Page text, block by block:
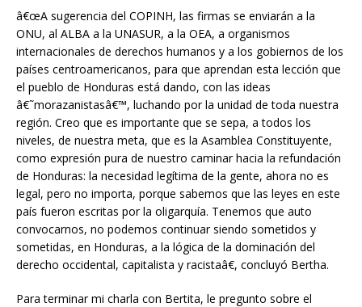
â€œA sugerencia del COPINH, las firmas se enviarán a la
ONU, al ALBA a la UNASUR, a la OEA, a organismos
internacionales de derechos humanos y a los gobiernos de los
países centroamericanos, para que aprendan esta lección que
el pueblo de Honduras está dando, con las ideas
â€˜morazanistasâ€™, luchando por la unidad de toda nuestra
región. Creo que es importante que se sepa, a todos los
niveles, de nuestra meta, que es la Asamblea Constituyente,
como expresión pura de nuestro caminar hacia la refundación
de Honduras: la necesidad legítima de la gente, ahora no es
legal, pero no importa, porque sabemos que las leyes en este
país fueron escritas por la oligarquía. Tenemos que auto
convocarnos, no podemos continuar siendo sometidos y
sometidas, en Honduras, a la lógica de la dominación del
derecho occidental, capitalista y racistaâ€, concluyó Bertha.
Para terminar mi charla con Bertita, le pregunto sobre el